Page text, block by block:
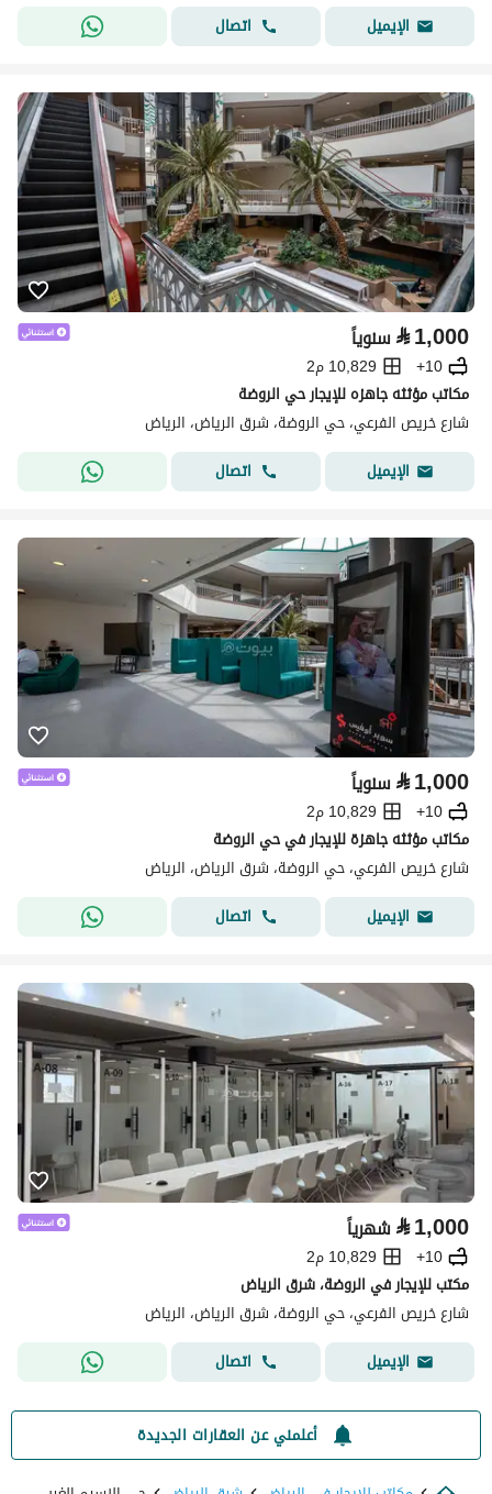
الإيميل
اتصال
⃁1,000 سنوياً
10+
10,829 م2
مكاتب مؤثثه جاهزه للإيجار حي الروضة
شارع خريص الفرعي، حي الروضة، شرق الرياض، الرياض
الإيميل
اتصال
⃁1,000 سنوياً
10+
10,829 م2
مكاتب مؤثثه جاهزة للإيجار في حي الروضة
شارع خريص الفرعي، حي الروضة، شرق الرياض، الرياض
الإيميل
اتصال
⃁1,000 شهرياً
10+
10,829 م2
مكتب للإيجار في الروضة، شرق الرياض
شارع خريص الفرعي، حي الروضة، شرق الرياض، الرياض
الإيميل
اتصال
أعلمني عن العقارات الجديدة